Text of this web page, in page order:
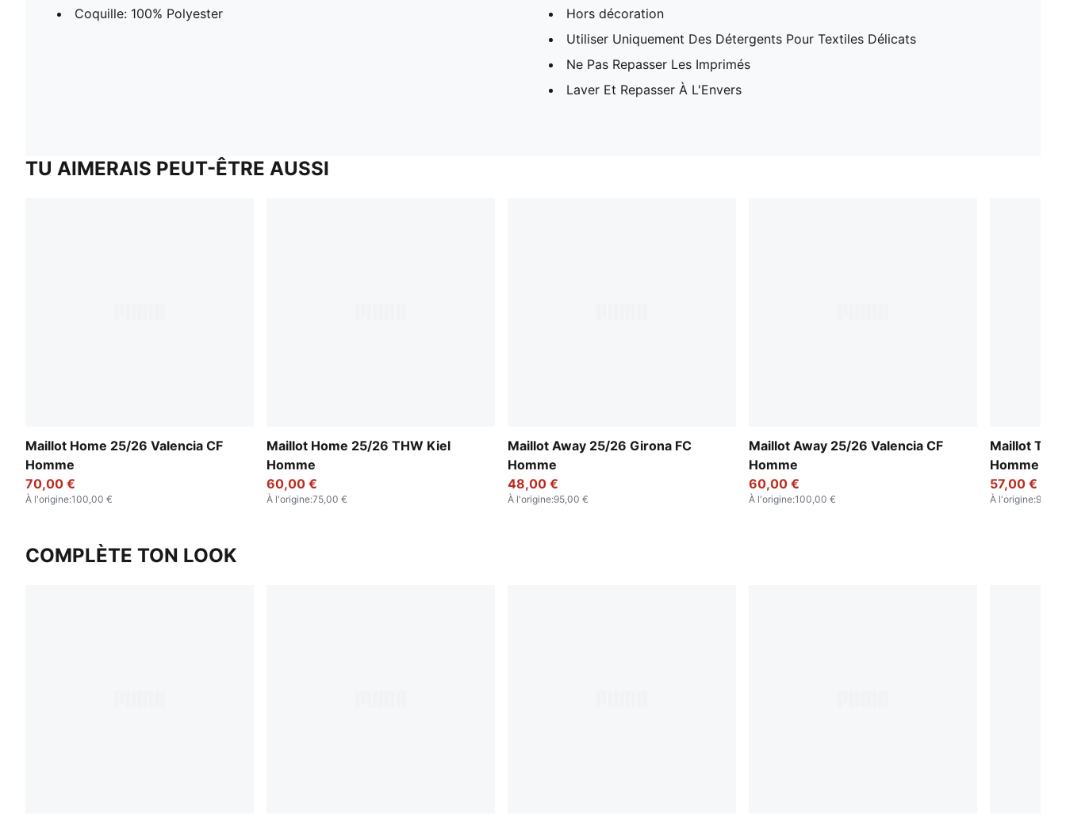
Coquille: 100% Polyester
Hors décoration
Utiliser Uniquement Des Détergents Pour Textiles Délicats
Ne Pas Repasser Les Imprimés
Laver Et Repasser À L'Envers
TU AIMERAIS PEUT-ÊTRE AUSSI
Maillot Home 25/26 Valencia CF
Homme
70,00 €
À l'origine:100,00 €
Maillot Home 25/26 THW Kiel
Homme
60,00 €
À l'origine:75,00 €
Maillot Away 25/26 Girona FC
Homme
48,00 €
À l'origine:95,00 €
Maillot Away 25/26 Valencia CF
Homme
60,00 €
À l'origine:100,00 €
Maillot
Homme
57,00 €
À l'origine:95,00
COMPLÈTE TON LOOK